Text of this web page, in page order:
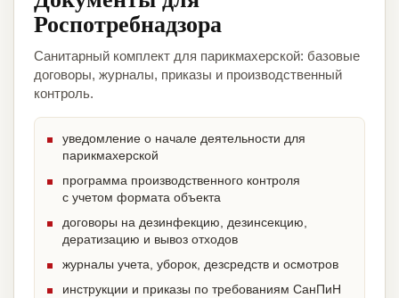
Роспотребнадзора
Санитарный комплект для парикмахерской: базовые
договоры, журналы, приказы и производственный
контроль.
уведомление о начале деятельности для
парикмахерской
программа производственного контроля
с учетом формата объекта
договоры на дезинфекцию, дезинсекцию,
дератизацию и вывоз отходов
журналы учета, уборок, дезсредств и осмотров
инструкции и приказы по требованиям СанПиН